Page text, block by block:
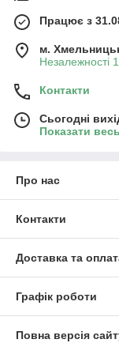
Працює з
м.
Незалежності
Контакти
Сьогодні
Показати
Про нас
Контакти
Доставка та
Графік роботи
Повна версія